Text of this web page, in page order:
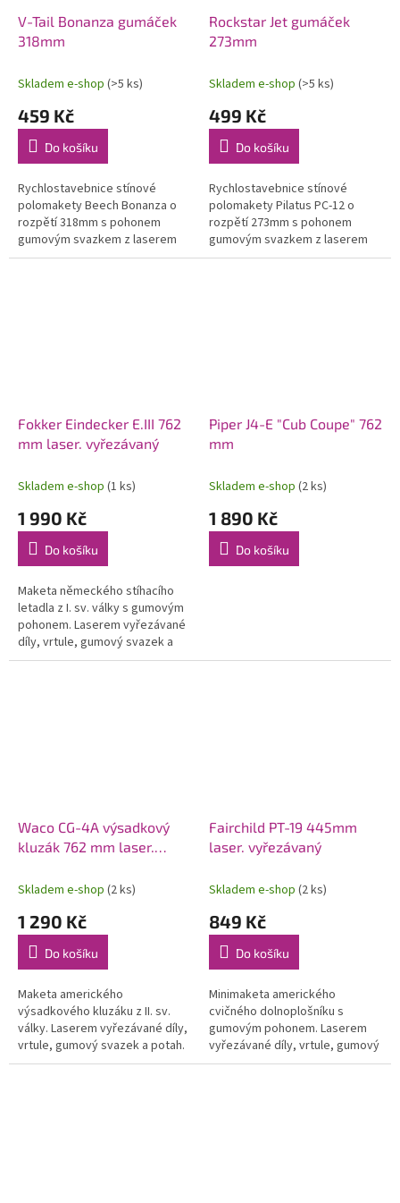
V-Tail Bonanza gumáček
318mm
Skladem e-shop (>5 ks)
459 Kč
Do košíku
Rychlostavebnice stínové
polomakety Beech Bonanza o
rozpětí 318mm s pohonem
gumovým svazkem z laserem
vyřezávaných balsových dílů.
Rockstar Jet gumáček
273mm
Skladem e-shop (>5 ks)
499 Kč
Do košíku
Rychlostavebnice stínové
polomakety Pilatus PC-12 o
rozpětí 273mm s pohonem
gumovým svazkem z laserem
vyřezávaných balsových dílů.
Fokker Eindecker E.III 762
mm laser. vyřezávaný
Skladem e-shop (1 ks)
1 990 Kč
Do košíku
Maketa německého stíhacího
letadla z I. sv. války s gumovým
pohonem. Laserem vyřezávané
díly, vrtule, gumový svazek a
potah. materiál. Rozpětí 762
Piper J4-E "Cub Coupe" 762
mm
Skladem e-shop (2 ks)
1 890 Kč
Do košíku
Waco CG-4A výsadkový
kluzák 762 mm laser.
Skladem e-shop (2 ks)
1 290 Kč
Do košíku
Maketa amerického
výsadkového kluzáku z II. sv.
války. Laserem vyřezávané díly,
vrtule, gumový svazek a potah.
materiál. Rozpětí 762 mm.
Fairchild PT-19 445mm
laser. vyřezávaný
Skladem e-shop (2 ks)
849 Kč
Do košíku
Minimaketa amerického
cvičného dolnoplošníku s
gumovým pohonem. Laserem
vyřezávané díly, vrtule, gumový
svazek a potah. materiál.